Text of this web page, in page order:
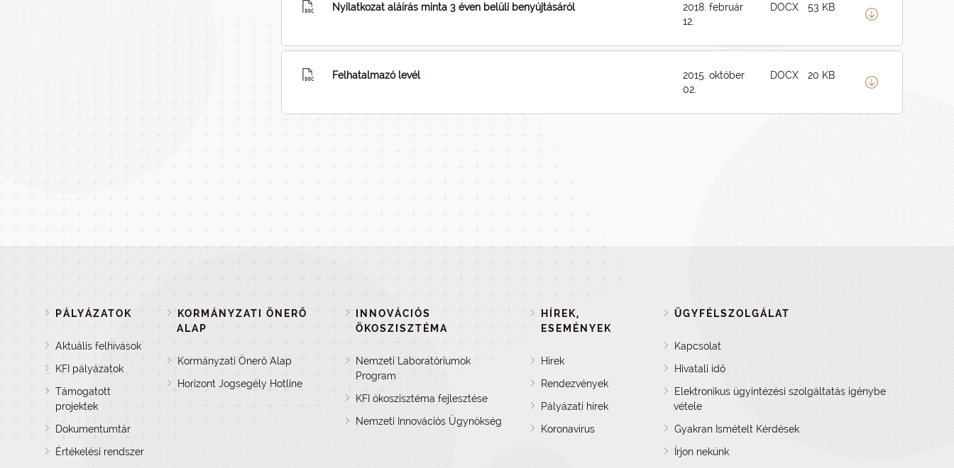
Nyilatkozat aláírás minta 3 éven belüli benyújtásáról
2018. február
12.
DOCX 53 KB
Felhatalmazó levél
2015. október
02.
DOCX 20 KB
PÁLYÁZATOK
Aktuális felhívások
KFI pályázatok
Támogatott
projektek
Dokumentumtár
Értékelési rendszer
KORMÁNYZATI ÖNERŐ
ALAP
Kormányzati Önerő Alap
Horizont Jogsegély Hotline
INNOVÁCIÓS
ÖKOSZISZTÉMA
Nemzeti Laboratóriumok
Program
KFI ökoszisztéma fejlesztése
Nemzeti Innovációs Ügynökség
HÍREK,
ESEMÉNYEK
Hírek
Rendezvények
Pályázati hírek
Koronavírus
ÜGYFÉLSZOLGÁLAT
Kapcsolat
Hivatali idő
Elektronikus ügyintézési szolgáltatás igénybe
vétele
Gyakran Ismételt Kérdések
Írjon nekünk